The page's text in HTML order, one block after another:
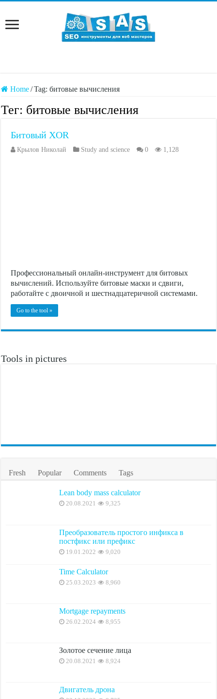
Home/Tag:битовые вычисления
Тег: битовые вычисления
Битовый XOR
Крылов Николай Study and science 0 1,128
Профессиональный онлайн-инструмент для битовых
вычислений. Используйте битовые маски и сдвиги,
работайте с двоичной и шестнадцатеричной системами.
Go to the tool »
Tools in pictures
Fresh Popular Comments Tags
Lean body mass calculator
20.08.2021 9,325
Преобразователь простого инфикса в
постфикс или префикс
19.01.2022 9,020
Time Calculator
25.03.2023 8,960
Mortgage repayments
26.02.2024 8,955
Золотое сечение лица
20.08.2021 8,924
Двигатель дрона